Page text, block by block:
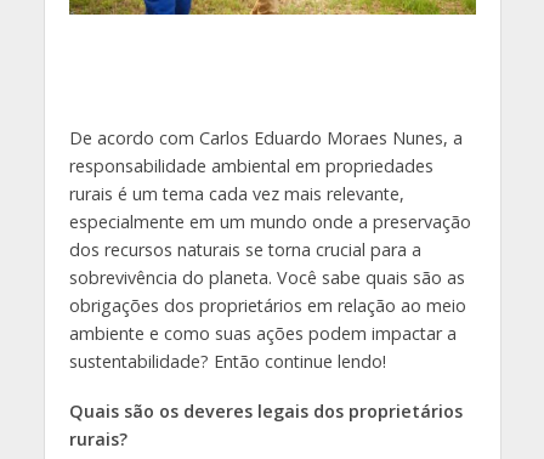
De acordo com Carlos Eduardo Moraes Nunes, a
responsabilidade ambiental em propriedades
rurais é um tema cada vez mais relevante,
especialmente em um mundo onde a preservação
dos recursos naturais se torna crucial para a
sobrevivência do planeta. Você sabe quais são as
obrigações dos proprietários em relação ao meio
ambiente e como suas ações podem impactar a
sustentabilidade? Então continue lendo!
Quais são os deveres legais dos proprietários
rurais?